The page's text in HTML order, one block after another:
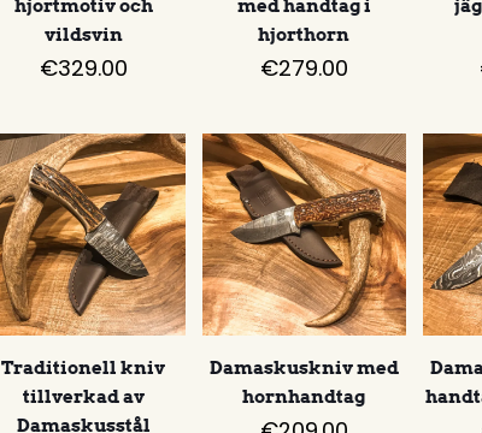
hjortmotiv och
vildsvin
€329.00
med handtag i
hjorthorn
€279.00
Traditionell kniv
tillverkad av
Damaskusstål
Damaskuskniv med
hornhandtag